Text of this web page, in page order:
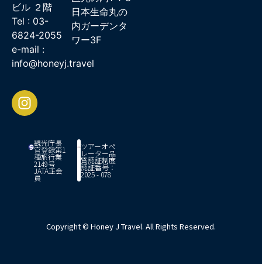
ビル ２階
Tel : 03-
6824-2055
e-mail :
info@honeyj.travel
日本生命丸の
内ガーデンタ
ワー3F
観光庁長
官登録第1
種旅行業
2149号
JATA正会
員
ツアーオペ
レーター品
質認証制度
認証番号：
2025 - 078
Copyright © Honey J Travel. All Rights Reserved.